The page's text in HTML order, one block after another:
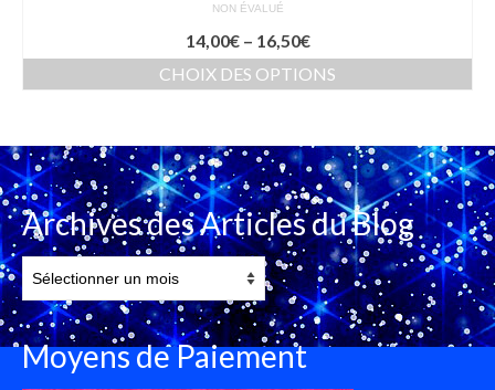
NON ÉVALUÉ
14,00€– 16,50€
CHOIX DES OPTIONS
Archives des Articles du Blog
des
Articles
du
Blog
Moyens de Paiement